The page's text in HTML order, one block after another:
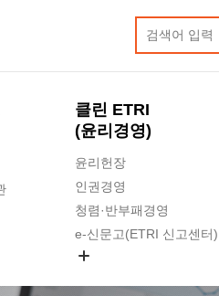
클린 ETRI
(윤리경영)
윤리헌장
인권경영
청렴·반부패경영
e-신문고(ETRI 신고센터)